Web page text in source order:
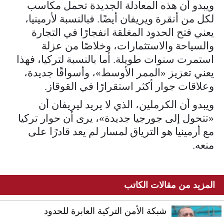
ويبدو أن هذه المعادلة الجديدة تحمل مكاسب
لكل من أنقرة ويريفان أيضًا. فبالنسبة لأرمينيا،
يعني فتح الحدود المغلقة انفجارًا في التجارة
والسياحة والاستثمارات، وخلاصًا من عزلة
استمرت سنوات طويلة. أما بالنسبة لتركيا، فهذا
يعني تعزيز «الممر الأوسط»، وأسواقًا جديدة،
وعلاقات جوار أكثر استقرارًا في القوقاز.
ويبدو أن الكرملين، الذي لا يريد ليريفان أن
«تتحول إلى جورجيا جديدة»، يرى أن حوار تركيا
مع أرمينيا هو الترياق لمسار لم يعد قادرًا على
منعه.
المزيد من مقالات الكاتب
شبكة الأمن التركية العابرة للحدود